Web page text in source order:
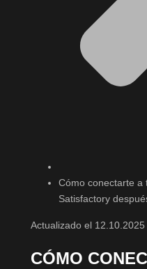
Cómo conectarte a
Satisfactory
Actualizado el 12.10.2025
CÓMO